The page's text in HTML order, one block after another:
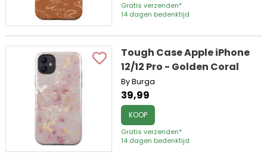
Gratis verzenden*
14 dagen bedenktijd
Tough Case Apple iPhone
12/12 Pro - Golden Coral
By Burga
39,99
KOOP
Gratis verzenden*
14 dagen bedenktijd